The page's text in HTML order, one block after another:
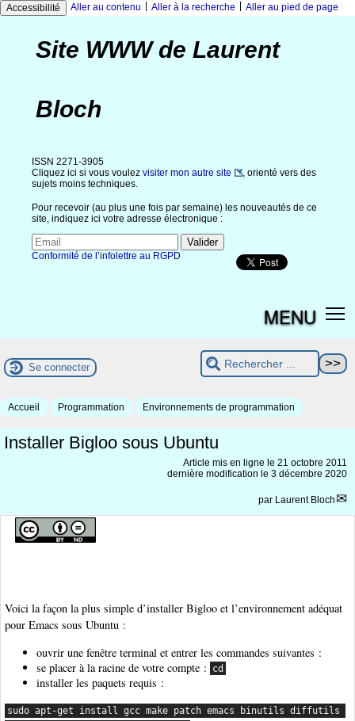
Accessibilité Aller au contenu Aller à la recherche Aller au pied de page
Site WWW de Laurent
Bloch
ISSN 2271-3905
Cliquez ici si vous voulez visiter mon autre site
, orienté vers des
sujets moins techniques.
Pour recevoir (au plus une fois par semaine) les nouveautés de ce
site, indiquez ici votre adresse électronique :
Conformité de l’infolettre au RGPD
MENU
Se connecter
Accueil Programmation Environnements de programmation
Installer Bigloo sous Ubuntu
Article mis en ligne le 21 octobre 2011
dernière modification le 3 décembre 2020
par Laurent Bloch
Voici la façon la plus simple d’installer Bigloo et l’environnement adéquat
pour Emacs sous Ubuntu :
ouvrir une fenêtre terminal et entrer les commandes suivantes :
se placer à la racine de votre compte :
cd
installer les paquets requis :
sudo apt-get install gcc make patch emacs binutils diffutils